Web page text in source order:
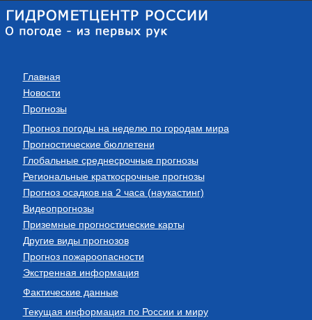
Главная
Новости
Прогнозы
Прогноз погоды на неделю по городам мира
Прогностические бюллетени
Глобальные среднесрочные прогнозы
Региональные краткосрочные прогнозы
Прогноз осадков на 2 часа (наукастинг)
Видеопрогнозы
Приземные прогностические карты
Другие виды прогнозов
Прогноз пожароопасности
Экстренная информация
Фактические данные
Текущая информация по России и миру